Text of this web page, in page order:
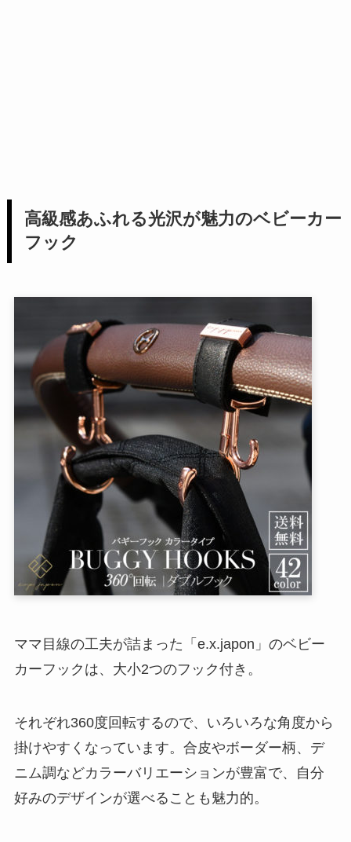
高級感あふれる光沢が魅力のベビーカー
フック
ママ目線の工夫が詰まった「e.x.japon」のベビー
カーフックは、大小2つのフック付き。
それぞれ360度回転するので、いろいろな角度から
掛けやすくなっています。合皮やボーダー柄、デ
ニム調などカラーバリエーションが豊富で、自分
好みのデザインが選べることも魅力的。